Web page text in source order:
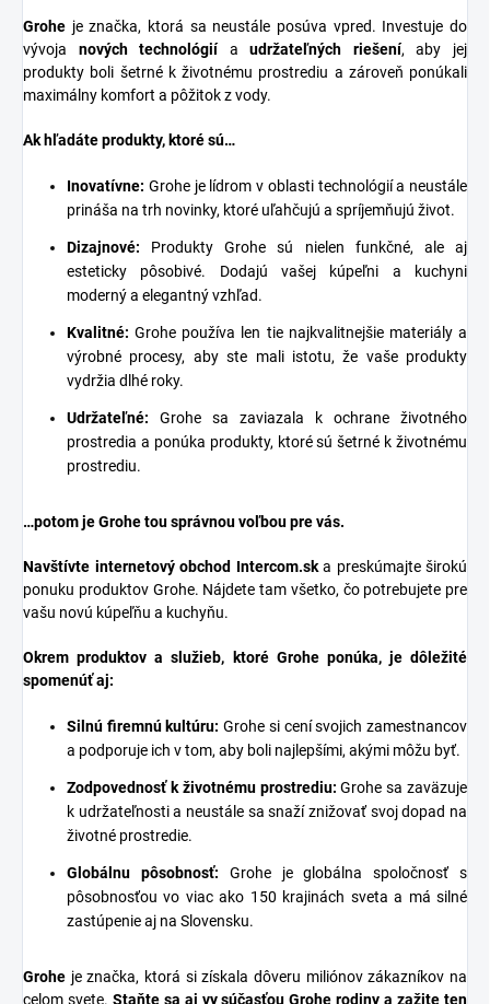
Grohe je značka, ktorá sa neustále posúva vpred. Investuje do
vývoja nových technológiíaudržateľných riešení, aby jej
produkty boli šetrné k životnému prostrediu a zároveň ponúkali
maximálny komfort a pôžitok z vody.
Ak hľadáte produkty, ktoré sú…
Inovatívne: Grohe je lídrom v oblasti technológií a neustále
prináša na trh novinky, ktoré uľahčujú a spríjemňujú život.
Dizajnové: Produkty Grohe sú nielen funkčné, ale aj
esteticky pôsobivé. Dodajú vašej kúpeľni a kuchyni
moderný a elegantný vzhľad.
Kvalitné: Grohe používa len tie najkvalitnejšie materiály a
výrobné procesy, aby ste mali istotu, že vaše produkty
vydržia dlhé roky.
Udržateľné: Grohe sa zaviazala k ochrane životného
prostredia a ponúka produkty, ktoré sú šetrné k životnému
prostrediu.
…potom je Grohe tou správnou voľbou pre vás.
Navštívte internetový obchod Intercom.ska preskúmajte širokú
ponuku produktov Grohe. Nájdete tam všetko, čo potrebujete pre
vašu novú kúpeľňu a kuchyňu.
Okrem produktov a služieb, ktoré Grohe ponúka, je dôležité
spomenúť aj:
Silnú firemnú kultúru: Grohe si cení svojich zamestnancov
a podporuje ich v tom, aby boli najlepšími, akými môžu byť.
Zodpovednosť k životnému prostrediu: Grohe sa zaväzuje
k udržateľnosti a neustále sa snaží znižovať svoj dopad na
životné prostredie.
Globálnu pôsobnosť: Grohe je globálna spoločnosť s
pôsobnosťou vo viac ako 150 krajinách sveta a má silné
zastúpenie aj na Slovensku.
Grohe je značka, ktorá si získala dôveru miliónov zákazníkov na
celom svete. Staňte sa aj vy súčasťou Grohe rodiny a zažite ten